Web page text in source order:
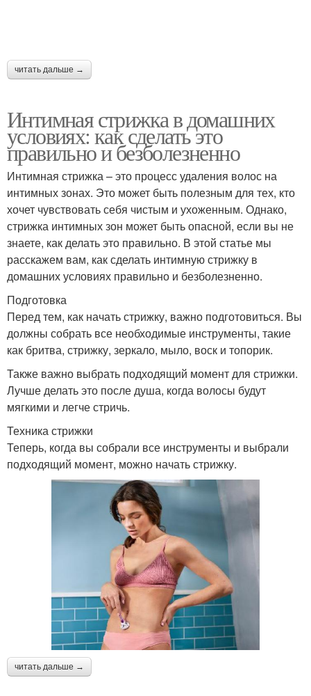
читать дальше →
Интимная стрижка в домашних
условиях: как сделать это
правильно и безболезненно
Интимная стрижка – это процесс удаления волос на
интимных зонах. Это может быть полезным для тех, кто
хочет чувствовать себя чистым и ухоженным. Однако,
стрижка интимных зон может быть опасной, если вы не
знаете, как делать это правильно. В этой статье мы
расскажем вам, как сделать интимную стрижку в
домашних условиях правильно и безболезненно.
Подготовка
Перед тем, как начать стрижку, важно подготовиться. Вы
должны собрать все необходимые инструменты, такие
как бритва, стрижку, зеркало, мыло, воск и топорик.
Также важно выбрать подходящий момент для стрижки.
Лучше делать это после душа, когда волосы будут
мягкими и легче стричь.
Техника стрижки
Теперь, когда вы собрали все инструменты и выбрали
подходящий момент, можно начать стрижку.
читать дальше →